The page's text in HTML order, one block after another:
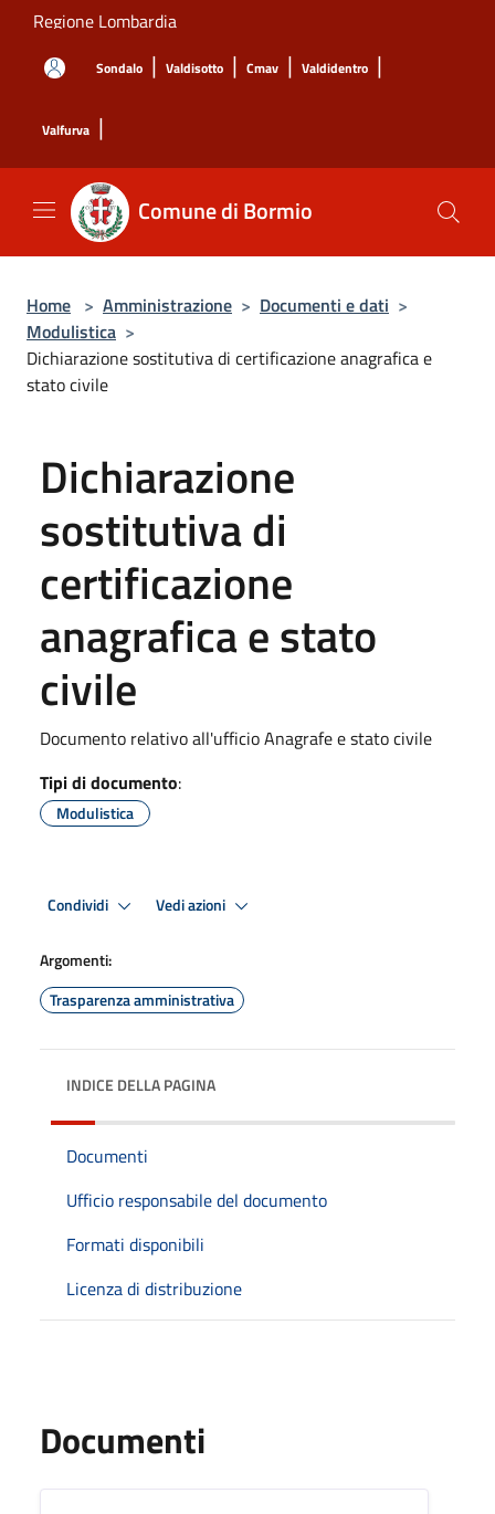
Salta al contenuto principale
Regione Lombardia
Sondalo | Valdisotto | Cmav | Valdidentro |
Valfurva |
Comune di Bormio
Home > Amministrazione > Documenti e dati >
Modulistica >
Dichiarazione sostitutiva di certificazione anagrafica e
stato civile
Dichiarazione
sostitutiva di
certificazione
anagrafica e stato
civile
Documento relativo all'ufficio Anagrafe e stato civile
Tipi di documento:
Modulistica
Condividi Vedi azioni
Argomenti:
Trasparenza amministrativa
INDICE DELLA PAGINA
Documenti
Ufficio responsabile del documento
Formati disponibili
Licenza di distribuzione
Documenti